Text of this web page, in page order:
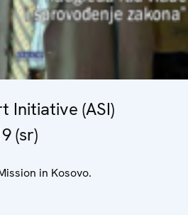
Initiative (ASI)
(sr)
in Kosovo.